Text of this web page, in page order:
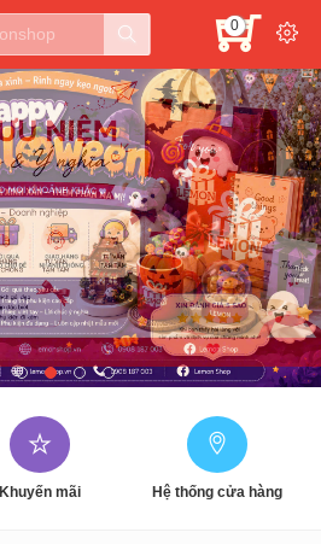
0
Khuyến mãi Hệ thống cửa hàng